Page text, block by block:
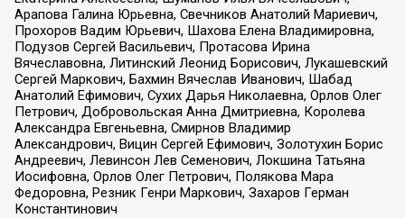
Арапова Галина Юрьевна, Свечников Анатолий Мариевич,
Прохоров Вадим Юрьевич, Шахова Елена Владимировна,
Подузов Сергей Васильевич, Протасова Ирина
Вячеславовна, Литинский Леонид Борисович, Лукашевский
Сергей Маркович, Бахмин Вячеслав Иванович, Шабад
Анатолий Ефимович, Сухих Дарья Николаевна, Орлов Олег
Петрович, Добровольская Анна Дмитриевна, Королева
Александра Евгеньевна, Смирнов Владимир
Александрович, Вицин Сергей Ефимович, Золотухин Борис
Андреевич, Левинсон Лев Семенович, Локшина Татьяна
Иосифовна, Орлов Олег Петрович, Полякова Мара
Федоровна, Резник Генри Маркович, Захаров Герман
Константинович